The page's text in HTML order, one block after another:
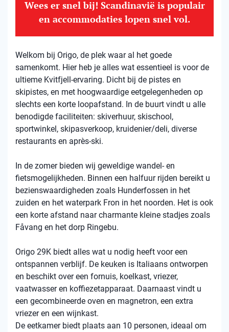
Wees er snel bij! Scandinavië is populair
en accommodaties lopen snel vol.
Welkom bij Origo, de plek waar al het goede
samenkomt. Hier heb je alles wat essentieel is voor de
ultieme Kvitfjell-ervaring. Dicht bij de pistes en
skipistes, en met hoogwaardige eetgelegenheden op
slechts een korte loopafstand. In de buurt vindt u alle
benodigde faciliteiten: skiverhuur, skischool,
sportwinkel, skipasverkoop, kruidenier/deli, diverse
restaurants en après-ski.
In de zomer bieden wij geweldige wandel- en
fietsmogelijkheden. Binnen een halfuur rijden bereikt u
bezienswaardigheden zoals Hunderfossen in het
zuiden en het waterpark Fron in het noorden. Het is ook
een korte afstand naar charmante kleine stadjes zoals
Fåvang en het dorp Ringebu.
Origo 29K biedt alles wat u nodig heeft voor een
ontspannen verblijf. De keuken is Italiaans ontworpen
en beschikt over een fornuis, koelkast, vriezer,
vaatwasser en koffiezetapparaat. Daarnaast vindt u
een gecombineerde oven en magnetron, een extra
vriezer en een wijnkast.
De eetkamer biedt plaats aan 10 personen, ideaal om